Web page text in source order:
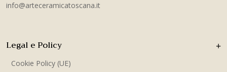
info@arteceramicatoscana.it
Legal e Policy
Cookie Policy (UE)